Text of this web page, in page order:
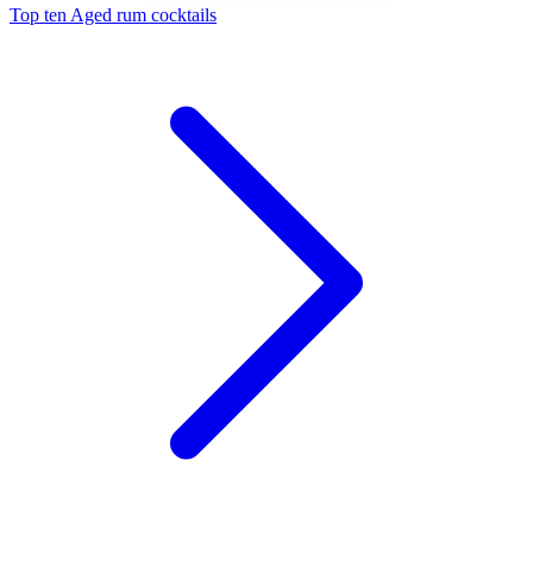
Top ten Aged rum cocktails